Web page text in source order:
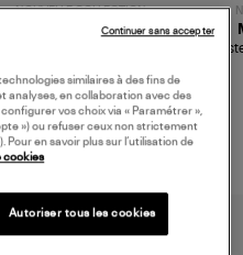
NOUVELLE COLLECTION
TORAL
similaires à des fins de
analyses, en collaboration avec des
vos choix via « Paramétrer »,
») ou refuser ceux non strictement
en savoir plus sur l’utilisation de
cookies
Autoriser tous les cookies
Continuer sans accepter